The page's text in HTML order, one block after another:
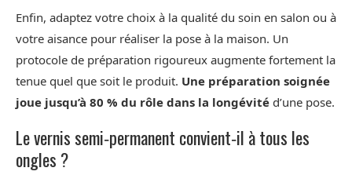
Enfin, adaptez votre choix à la qualité du soin en salon ou à
votre aisance pour réaliser la pose à la maison. Un
protocole de préparation rigoureux augmente fortement la
tenue quel que soit le produit. Une préparation soignée
joue jusqu’à 80 % du rôle dans la longévité d’une pose.
Le vernis semi‑permanent convient‑il à tous les
ongles ?